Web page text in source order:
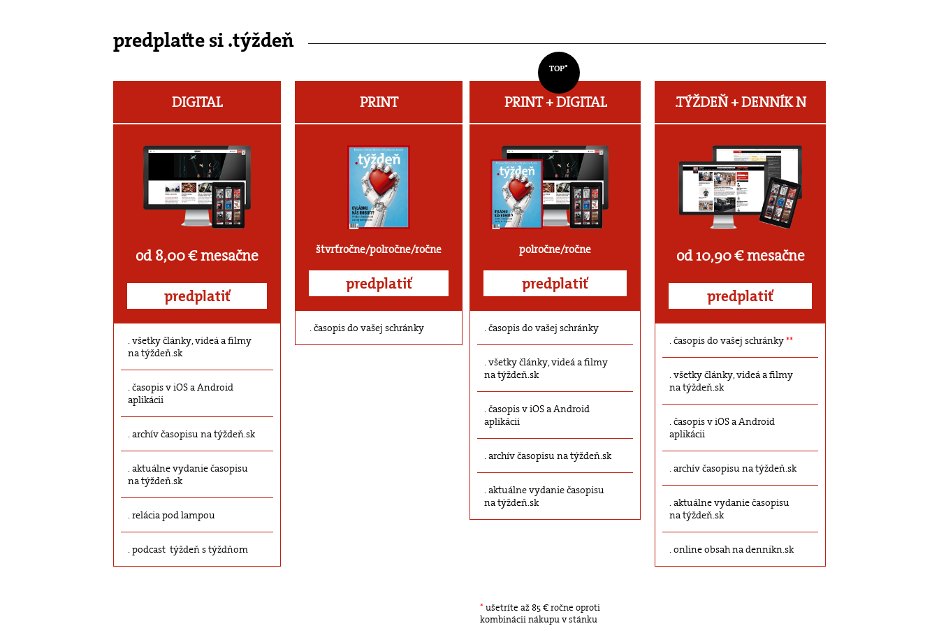
predplaťte si .týždeň
DIGITAL
od 8,00 € mesačne
predplatiť
všetky články, videá a filmy
na týždeň.sk
časopis v iOS a Android
aplikácii
archív časopisu na týždeň.sk
aktuálne vydanie časopisu
na týždeň.sk
relácia pod lampou
podcast týždeň s týždňom
PRINT
štvrťročne/polročne/ročne
predplatiť
časopis do vašej schránky
TOP*
PRINT + DIGITAL
polročne/ročne
predplatiť
časopis do vašej schránky
všetky články, videá a filmy
na týždeň.sk
časopis v iOS a Android
aplikácii
archív časopisu na týždeň.sk
aktuálne vydanie časopisu
na týždeň.sk
.TÝŽDEŇ +DENNÍK N
od 10,90 € mesačne
predplatiť
časopis do vašej schránky**
všetky články, videá a filmy
na týždeň.sk
časopis v iOS a Android
aplikácii
archív časopisu na týždeň.sk
aktuálne vydanie časopisu
na týždeň.sk
online obsah na dennikn.sk
* ušetríte až 85 € ročne oproti
kombinácii nákupu v stánku